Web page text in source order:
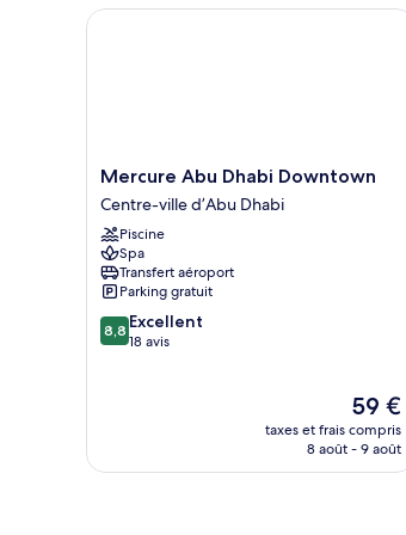
Suite
Mercure
Abu
Dhabi
Downtown
Centre-
ville
d’Abu
Dhabi
Mercure Abu Dhabi Downtown
Centre-ville d’Abu Dhabi
Piscine
Spa
Transfert aéroport
Parking gratuit
8.8
sur
8,8 Excellent
18 avis
Le
nouveau
prix
59 €
taxes et frais compris
8 août - 9 août
Mercure Abu Dhabi Downtown